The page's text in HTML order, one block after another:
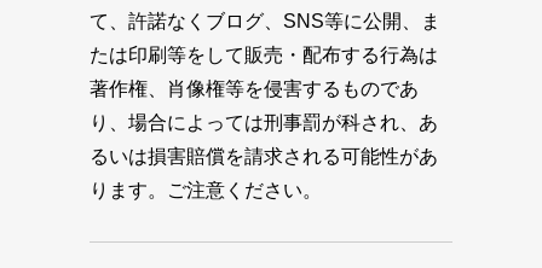
て、許諾なくブログ、SNS等に公開、ま
たは印刷等をして販売・配布する行為は
著作権、肖像権等を侵害するものであ
り、場合によっては刑事罰が科され、あ
るいは損害賠償を請求される可能性があ
ります。ご注意ください。